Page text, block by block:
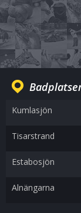
Kumlasjön
Tisarstrand
Estabosjön
Alnängarna